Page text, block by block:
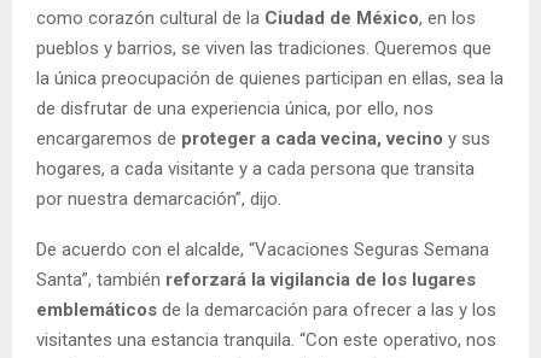
como corazón cultural de la Ciudad de México, en los
pueblos y barrios, se viven las tradiciones. Queremos que
la única preocupación de quienes participan en ellas, sea la
de disfrutar de una experiencia única, por ello, nos
encargaremos de proteger a cada vecina, vecino y sus
hogares, a cada visitante y a cada persona que transita
por nuestra demarcación”, dijo.
De acuerdo con el alcalde, “Vacaciones Seguras Semana
Santa”, también reforzará la vigilancia de los lugares
emblemáticos de la demarcación para ofrecer a las y los
visitantes una estancia tranquila. “Con este operativo, nos